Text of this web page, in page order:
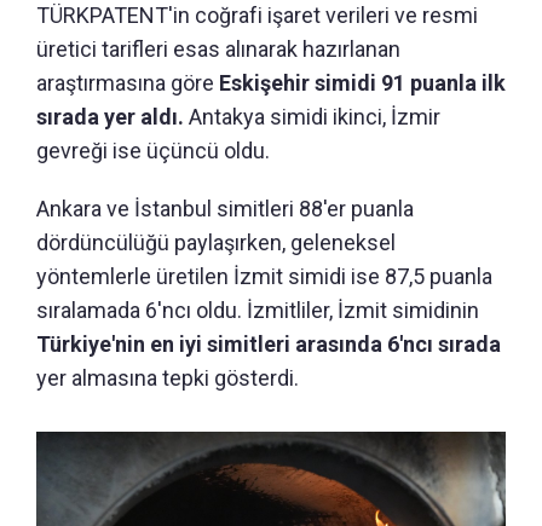
TÜRKPATENT'in coğrafi işaret verileri ve resmi
üretici tarifleri esas alınarak hazırlanan
araştırmasına göre Eskişehir simidi 91 puanla ilk
sırada yer aldı. Antakya simidi ikinci, İzmir
gevreği ise üçüncü oldu.
Ankara ve İstanbul simitleri 88'er puanla
dördüncülüğü paylaşırken, geleneksel
yöntemlerle üretilen İzmit simidi ise 87,5 puanla
sıralamada 6'ncı oldu. İzmitliler, İzmit simidinin
Türkiye'nin en iyi simitleri arasında 6'ncı sırada
yer almasına tepki gösterdi.